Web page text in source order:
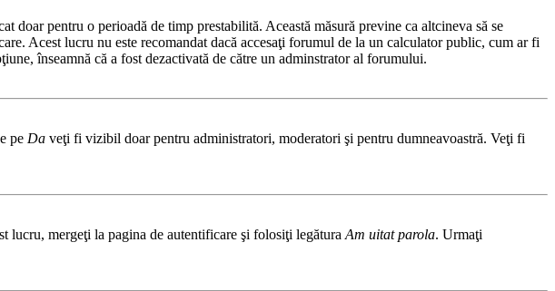
doar pentru o perioadă de timp prestabilită. Această măsură previne ca altcineva să se
Acest lucru nu este recomandat dacă accesaţi forumul de la un calculator public, cum ar fi
înseamnă că a fost dezactivată de către un adminstrator al forumului.
pe Da veţi fi vizibil doar pentru administratori, moderatori şi pentru dumneavoastră. Veţi fi
lucru, mergeţi la pagina de autentificare şi folosiţi legătura Am uitat parola. Urmaţi